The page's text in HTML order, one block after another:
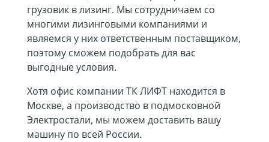
грузовик в лизинг. Мы сотрудничаем со
многими лизинговыми компаниями и
являемся у них ответственным поставщиком,
поэтому сможем подобрать для вас
выгодные условия.
Хотя офис компании ТК ЛИФТ находится в
Москве, а производство в подмосковной
Электростали, мы можем доставить вашу
машину по всей России.